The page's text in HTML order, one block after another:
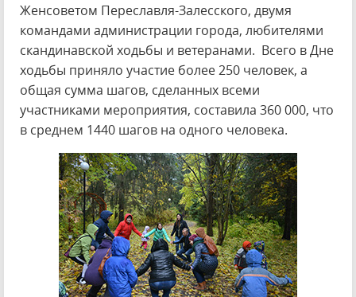
Женсоветом Переславля-Залесского, двумя
командами администрации города, любителями
скандинавской ходьбы и ветеранами. Всего в Дне
ходьбы приняло участие более 250 человек, а
общая сумма шагов, сделанных всеми
участниками мероприятия, составила 360 000, что
в среднем 1440 шагов на одного человека.